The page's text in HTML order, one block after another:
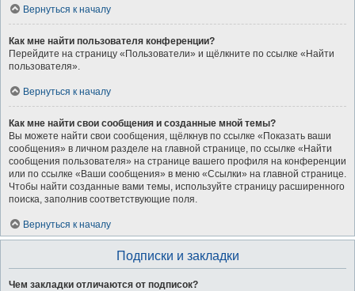
Вернуться к началу
Как мне найти пользователя конференции?
Перейдите на страницу «Пользователи» и щёлкните по ссылке «Найти
пользователя».
Вернуться к началу
Как мне найти свои сообщения и созданные мной темы?
Вы можете найти свои сообщения, щёлкнув по ссылке «Показать ваши
сообщения» в личном разделе на главной странице, по ссылке «Найти
сообщения пользователя» на странице вашего профиля на конференции
или по ссылке «Ваши сообщения» в меню «Ссылки» на главной странице.
Чтобы найти созданные вами темы, используйте страницу расширенного
поиска, заполнив соответствующие поля.
Вернуться к началу
Подписки и закладки
Чем закладки отличаются от подписок?